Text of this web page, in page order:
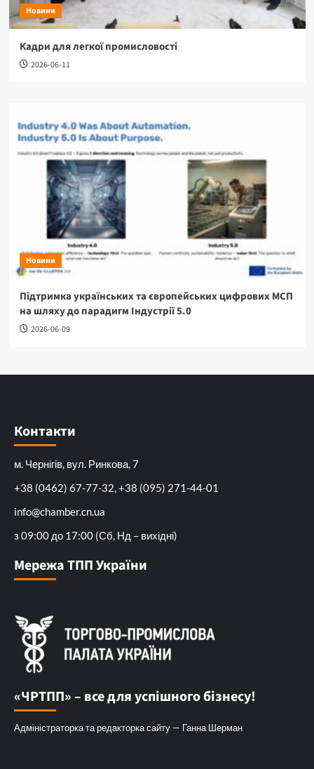
Новини
Кадри для легкої промисловості
2026-06-11
Новини
Підтримка українських та європейських цифрових МСП
на шляху до парадигм Індустрії 5.0
2026-06-09
Контакти
м. Чернігів, вул. Ринкова, 7
+38 (0462) 67-77-32, +38 (095) 271-44-01
info@chamber.cn.ua
з 09:00 до 17:00 (Сб, Нд – вихідні)
Мережа ТПП України
«ЧРТПП» – все для успішного бізнесу!
Адміністраторка та редакторка сайту — Ганна Шерман